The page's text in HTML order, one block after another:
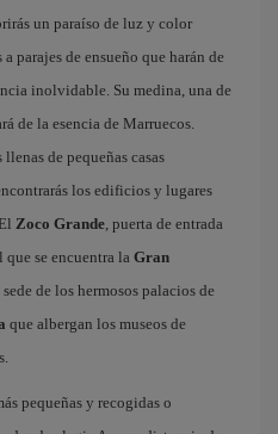
un paraíso de luz y color
parajes de ensueño que harán de
inolvidable. Su medina, una de
de la esencia de Marruecos.
de pequeñas casas
los edificios y lugares
Zoco Grande, puerta de entrada
que se encuentra la Gran
sede de los hermosos palacios de
que albergan los museos de
pequeñas y recogidas o